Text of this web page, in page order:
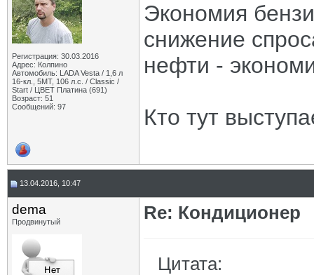
Регистрация: 30.03.2016
Адрес: Колпино
Автомобиль: LADA Vesta / 1,6 л
16-кл., 5МТ, 106 л.с. / Classic /
Start / ЦВЕТ Платина (691)
Возраст: 51
Сообщений: 97
Экономия
снижение
нефти -
Кто тут
13.04.2016, 10:47
dema
Продвинутый Re: Кондиционер
Цитата: